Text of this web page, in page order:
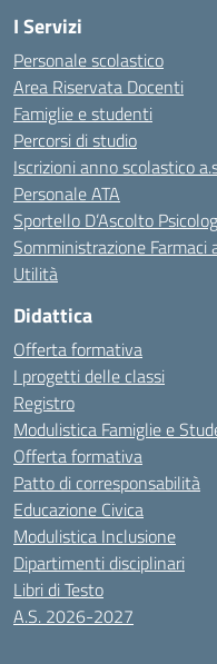
I Servizi
Personale scolastico
Area Riservata Docenti
Famiglie e studenti
Percorsi di studio
Iscrizioni anno scolastico
Personale ATA
Sportello D’Ascolto
Somministrazione Farmaci
Utilità
Didattica
Offerta formativa
I progetti delle classi
Registro
Modulistica Famiglie e
Offerta formativa
Patto di corresponsabilità
Educazione Civica
Modulistica Inclusione
Dipartimenti disciplinari
Libri di Testo
A.S. 2026-2027